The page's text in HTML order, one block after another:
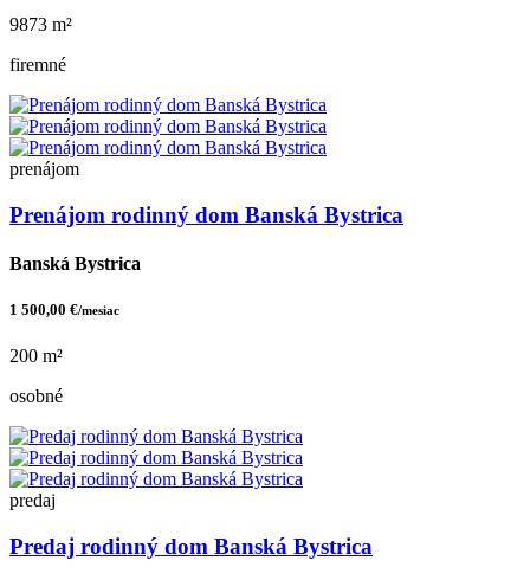
9873 m²
firemné
prenájom
Prenájom rodinný dom Banská Bystrica
Banská Bystrica
1 500,00 €/mesiac
200 m²
osobné
predaj
Predaj rodinný dom Banská Bystrica